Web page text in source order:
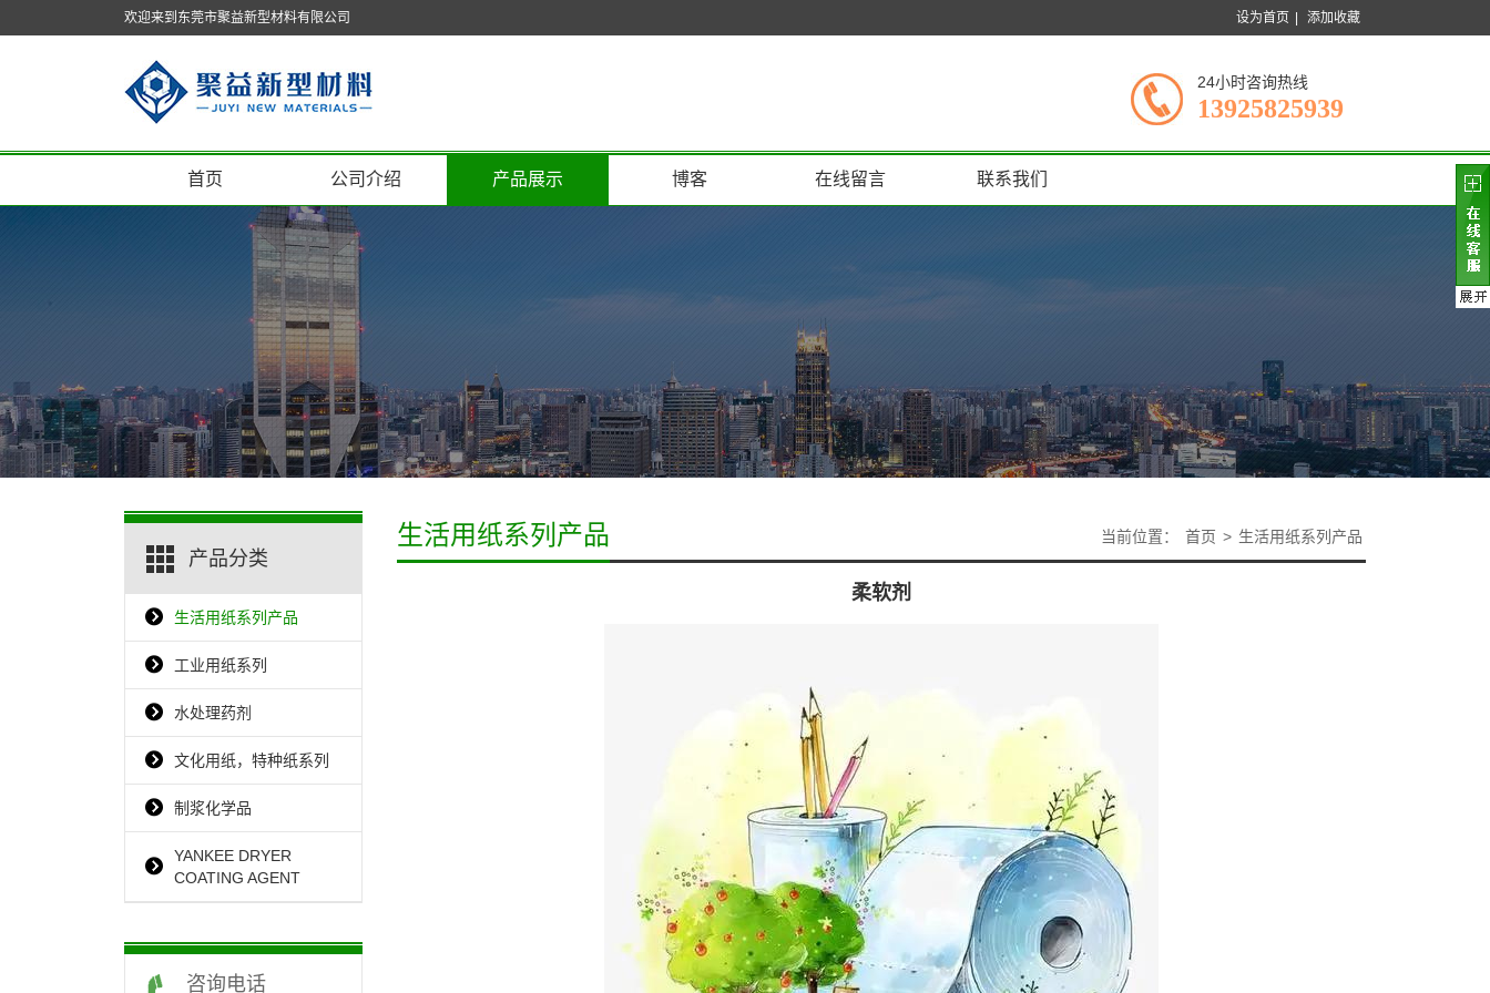
欢迎来到东莞市聚益新型材料有限公司 设为首页 添加收藏
24小时咨询热线
13925825939
首页 公司介绍 产品展示 博客 在线留言 联系我们
产品分类
生活用纸系列产品
工业用纸系列
水处理药剂
文化用纸，特种纸系列
制浆化学品
YANKEE DRYER
COATING AGENT
咨询电话
生活用纸系列产品 当前位置： 首页 > 生活用纸系列产品
柔软剂